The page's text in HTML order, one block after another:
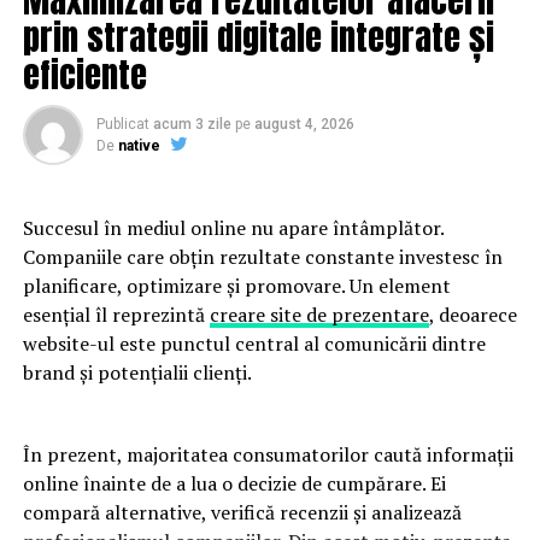
cotizeze către fondurile private de pensii. Din 2008 până
acum s-au strâns peste 7 milioane de cotizanţi.
Suma care merge către fondurile private a fost recent
redusă la 3,75%, din salariul brut.
ARTICOLE PE ACEIASI TEMA: PRIMA
URMATORUL
Dezvăluire BOMBĂ despre Simona HALEP! S-a AFLAT ce
face cu BANII pe care-i câștigă din TENIS | JiulAZI
NU RATATI
lumea | JiulAZI
prin strategii digitale integrate și
eficiente
Publicat acum 3 zile pe august 4, 2026
De native
Succesul în mediul online nu apare întâmplător.
Companiile care obțin rezultate constante investesc în
planificare, optimizare și promovare. Un element
esențial îl reprezintă creare site de prezentare, deoarece
website-ul este punctul central al comunicării dintre
brand și potențialii clienți.
În prezent, majoritatea consumatorilor caută informații
online înainte de a lua o decizie de cumpărare. Ei
compară alternative, verifică recenzii și analizează